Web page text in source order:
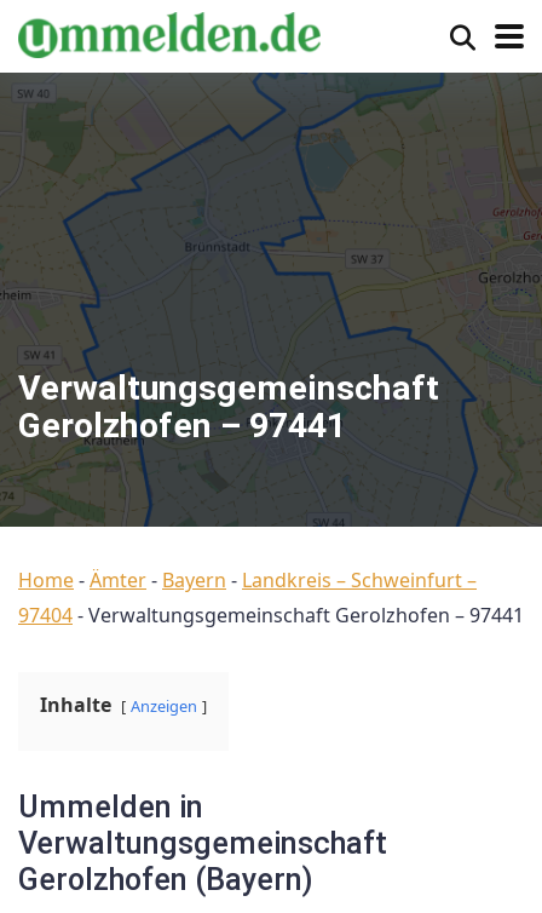
Verwaltungsgemeinschaft
Gerolzhofen – 97441
Home-Ämter- Bayern - Landkreis – Schweinfurt –
97404-Verwaltungsgemeinschaft Gerolzhofen – 97441
Inhalte Anzeigen
Ummelden in
Verwaltungsgemeinschaft
Gerolzhofen (Bayern)